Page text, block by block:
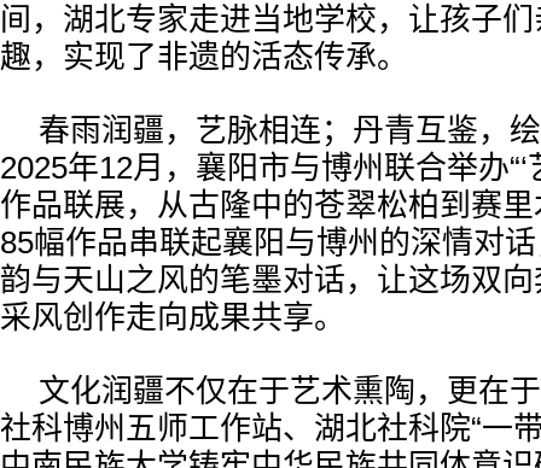
间，湖北专家走进当地学校，让孩子
趣，实现了非遗的活态传承。
春雨润疆，艺脉相连；丹青互鉴，
2025年12月，襄阳市与博州联合举办“‘
作品联展，从古隆中的苍翠松柏到赛
85幅作品串联起襄阳与博州的深情对
韵与天山之风的笔墨对话，让这场双
采风创作走向成果共享。
文化润疆不仅在于艺术熏陶，更在
社科博州五师工作站、湖北社科院“一